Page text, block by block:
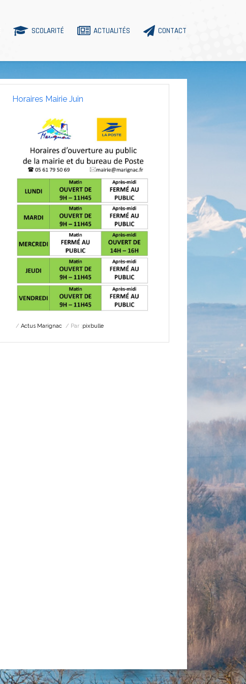
SCOLARITÉ ACTUALITÉS CONTACT
Horaires Mairie Juin
Actus Marignac Par :pixbulle